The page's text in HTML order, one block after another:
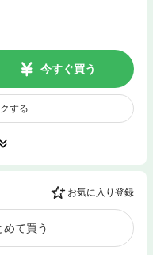
今すぐ買う
する
お気に入り登録
て買う